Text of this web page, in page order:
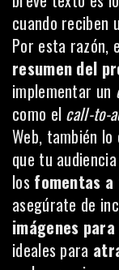
cuando reciben
Por esta razón,
resumen del
implementar un
como el call-to-
Web, también lo
que tu
los fomentas
asegúrate de
imágenes
ideales para